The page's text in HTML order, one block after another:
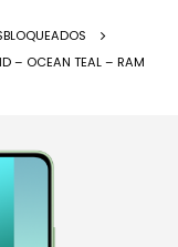
– OCEAN TEAL – RAM